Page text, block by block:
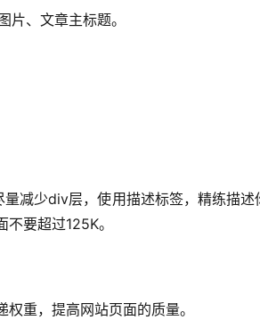
、文章主标题。
减少div层，使用描述标签，精练描述
要超过125K。
重，提高网站页面的质量。